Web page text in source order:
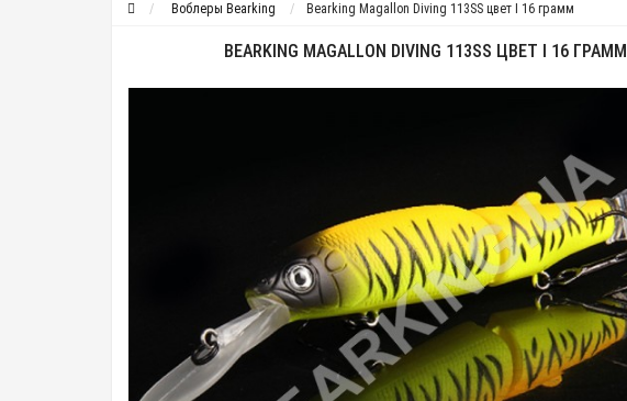
Воблеры Bearking Bearking Magallon Diving 113SS цвет I 16 грамм
BEARKING MAGALLON DIVING 113SS ЦВЕТ I 16 ГРАММ